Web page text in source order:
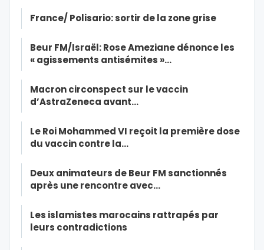
France/ Polisario: sortir de la zone grise
Beur FM/Israël: Rose Ameziane dénonce les
« agissements antisémites »…
Macron circonspect sur le vaccin
d’AstraZeneca avant…
Le Roi Mohammed VI reçoit la première dose
du vaccin contre la…
Deux animateurs de Beur FM sanctionnés
après une rencontre avec…
Les islamistes marocains rattrapés par
leurs contradictions